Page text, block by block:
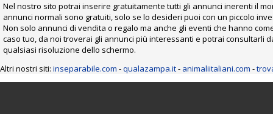
Nel nostro sito potrai inserire gratuitamente tutti gli annunci inerenti il
annunci normali sono gratuiti, solo se lo desideri puoi con un piccolo
Non solo annunci di vendita o regalo ma anche gli eventi che hanno
caso tuo, da noi troverai gli annunci più interessanti e potrai
qualsiasi risoluzione dello schermo.
Altri nostri siti: inseparabile.com -qualazampa.it- animaliitaliani.com -